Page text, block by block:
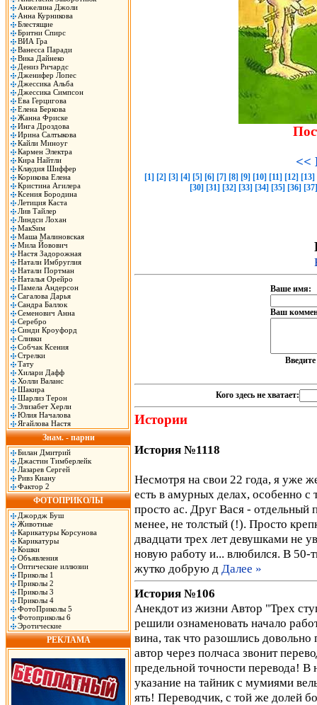
Анжелина Джоли
Анна Курникова
Блестящие
Бритни Спирс
ВИА Гра
Ванесса Паради
Вика Дайнеко
Дениз Ричардс
Дженифер Лопес
Джессика Альба
Джессика Симпсон
Ева Герцигова
Елена Беркова
Жанна Фриске
Инга Дроздова
Ирина Салтыкова
Кайли Миноуг
Кармен Электра
Кира Найтли
Клаудия Шиффер
Корикова Елена
Кристина Агилера
Ксения Бородина
Летиция Каста
Лив Тайлер
Линдси Лохан
МакSим
Маша Малиновская
Мила Йовович
Настя Задорожная
Натали Имбруглия
Натали Портман
Наталья Орейро
Памела Андерсон
Сагалова Дарья
Сандра Баллок
Семенович Анна
Серебро
Синди Кроуфорд
Сливки
Собчак Ксения
Стрелки
Тату
Хилари Дафф
Холли Валанс
Шакира
Шарлиз Терон
Элизабет Херли
Юлия Началова
Ягайлова Настя
Знам. - парни
Билан Дмитрий
Джастин Тимберлейк
Лазарев Сергей
Ривз Киану
Фактор 2
ФОТОПРИКОЛЫ
Джордж Буш
Животные
Карикатуры Корсунова
Карикатуры
Кошки
Объявления
Оптические иллюзии
Приколы 1
Приколы 2
Приколы 3
Приколы 4
ФотоПриколы 5
Фотоприколы 6
Эротические
РЕКЛАМА
<<
[1] [2] [3] [4] [5] [6] [7] [8] [9] [10] [11] [12] [13]
[30] [31] [32] [33] [34] [35] [36] [37]
Ваше имя:
Ваш
Кого здесь не хватает:
Истории
История №1118
Несмотря на свои 22 года, я уже
есть в амурных делах, особенно с
просто ас. Друг Вася - отдельный
менее, не толстый (!). Просто
двадцати трех лет девушками не
новую работу и... влюбился. В 50-
жутко добрую д Далее »
История №106
Анекдот из жизни Автор "Трех
решили ознаменовать начало
вина, так что разошлись
автор через полчаса звонит
предельной точности перевода! В
указание на тайник с мумиями
ять! Переводчик, с той же долей